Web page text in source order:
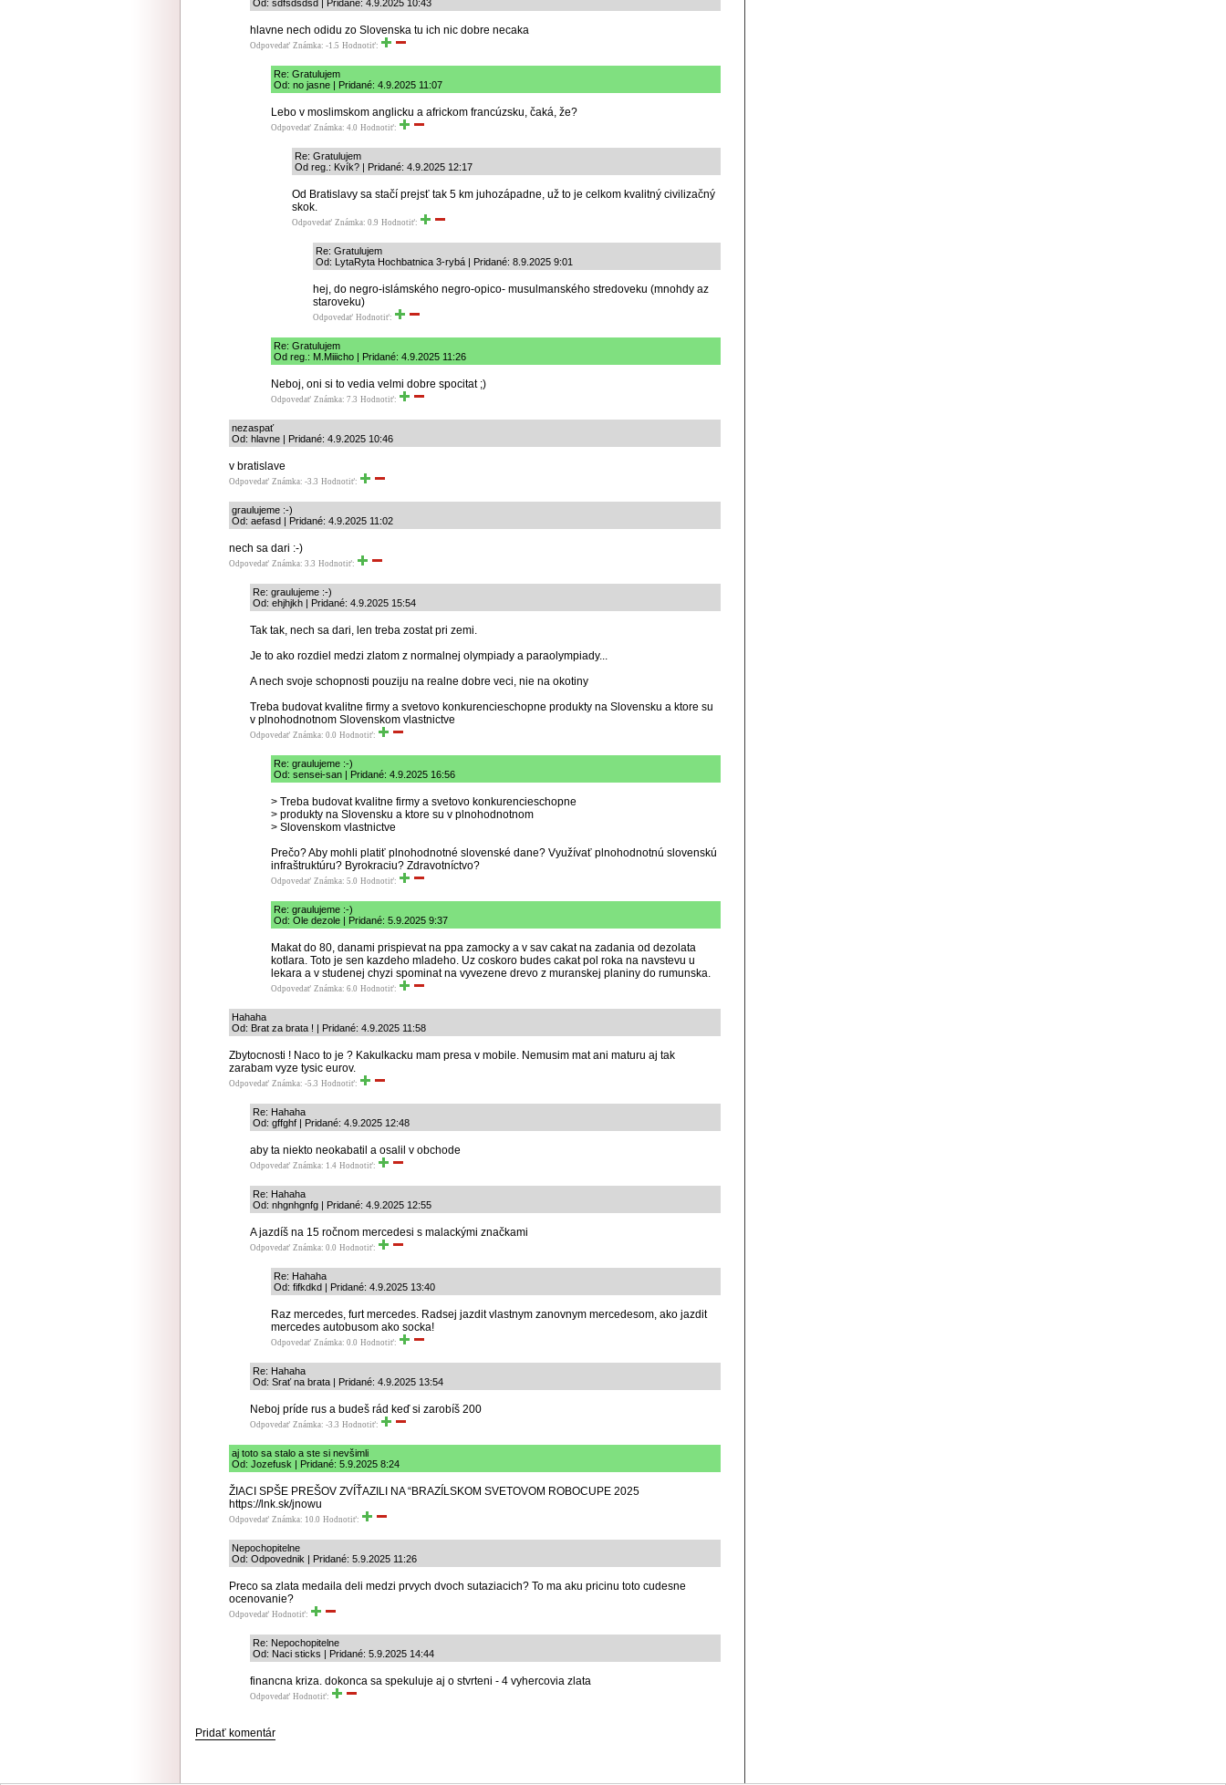
Od: sdfsdsdsd | Pridané: 4.9.2025 10:43
hlavne nech odidu zo Slovenska tu ich nic dobre necaka
Odpovedať Známka: -1.5 Hodnotiť:
Re: Gratulujem
Od: no jasne | Pridané: 4.9.2025 11:07
Lebo v moslimskom anglicku a africkom francúzsku, čaká, že?
Odpovedať Známka: 4.0 Hodnotiť:
Re: Gratulujem
Od reg.: Kvík? | Pridané: 4.9.2025 12:17
Od Bratislavy sa stačí prejsť tak 5 km juhozápadne, už to je celkom kvalitný civilizačný
skok.
Odpovedať Známka: 0.9 Hodnotiť:
Re: Gratulujem
Od: LytaRyta Hochbatnica 3-rybá | Pridané: 8.9.2025 9:01
hej, do negro-islámského negro-opico- musulmanského stredoveku (mnohdy az
staroveku)
Odpovedať Hodnotiť:
Re: Gratulujem
Od reg.: M.Miiicho | Pridané: 4.9.2025 11:26
Neboj, oni si to vedia velmi dobre spocitat ;)
Odpovedať Známka: 7.3 Hodnotiť:
nezaspať
Od: hlavne | Pridané: 4.9.2025 10:46
v bratislave
Odpovedať Známka: -3.3 Hodnotiť:
graulujeme :-)
Od: aefasd | Pridané: 4.9.2025 11:02
nech sa dari :-)
Odpovedať Známka: 3.3 Hodnotiť:
Re: graulujeme :-)
Od: ehjhjkh | Pridané: 4.9.2025 15:54
Tak tak, nech sa dari, len treba zostat pri zemi.
Je to ako rozdiel medzi zlatom z normalnej olympiady a paraolympiady...
A nech svoje schopnosti pouziju na realne dobre veci, nie na okotiny
Treba budovat kvalitne firmy a svetovo konkurencieschopne produkty na Slovensku a ktore su
v plnohodnotnom Slovenskom vlastnictve
Odpovedať Známka: 0.0 Hodnotiť:
Re: graulujeme :-)
Od: sensei-san | Pridané: 4.9.2025 16:56
> Treba budovat kvalitne firmy a svetovo konkurencieschopne
> produkty na Slovensku a ktore su v plnohodnotnom
> Slovenskom vlastnictve
Prečo? Aby mohli platiť plnohodnotné slovenské dane? Využívať plnohodnotnú slovenskú
infraštruktúru? Byrokraciu? Zdravotníctvo?
Odpovedať Známka: 5.0 Hodnotiť:
Re: graulujeme :-)
Od: Ole dezole | Pridané: 5.9.2025 9:37
Makat do 80, danami prispievat na ppa zamocky a v sav cakat na zadania od dezolata
kotlara. Toto je sen kazdeho mladeho. Uz coskoro budes cakat pol roka na navstevu u
lekara a v studenej chyzi spominat na vyvezene drevo z muranskej planiny do rumunska.
Odpovedať Známka: 6.0 Hodnotiť:
Hahaha
Od: Brat za brata ! | Pridané: 4.9.2025 11:58
Zbytocnosti ! Naco to je ? Kakulkacku mam presa v mobile. Nemusim mat ani maturu aj tak
zarabam vyze tysic eurov.
Odpovedať Známka: -5.3 Hodnotiť:
Re: Hahaha
Od: gffghf | Pridané: 4.9.2025 12:48
aby ta niekto neokabatil a osalil v obchode
Odpovedať Známka: 1.4 Hodnotiť:
Re: Hahaha
Od: nhgnhgnfg | Pridané: 4.9.2025 12:55
A jazdíš na 15 ročnom mercedesi s malackými značkami
Odpovedať Známka: 0.0 Hodnotiť:
Re: Hahaha
Od: fifkdkd | Pridané: 4.9.2025 13:40
Raz mercedes, furt mercedes. Radsej jazdit vlastnym zanovnym mercedesom, ako jazdit
mercedes autobusom ako socka!
Odpovedať Známka: 0.0 Hodnotiť:
Re: Hahaha
Od: Srať na brata | Pridané: 4.9.2025 13:54
Neboj príde rus a budeš rád keď si zarobíš 200
Odpovedať Známka: -3.3 Hodnotiť:
aj toto sa stalo a ste si nevšimli
Od: Jozefusk | Pridané: 5.9.2025 8:24
ŽIACI SPŠE PREŠOV ZVÍŤAZILI NA “BRAZÍLSKOM SVETOVOM ROBOCUPE 2025
https://lnk.sk/jnowu
Odpovedať Známka: 10.0 Hodnotiť:
Nepochopitelne
Od: Odpovednik | Pridané: 5.9.2025 11:26
Preco sa zlata medaila deli medzi prvych dvoch sutaziacich? To ma aku pricinu toto cudesne
ocenovanie?
Odpovedať Hodnotiť:
Re: Nepochopitelne
Od: Naci sticks | Pridané: 5.9.2025 14:44
financna kriza. dokonca sa spekuluje aj o stvrteni - 4 vyhercovia zlata
Odpovedať Hodnotiť:
Pridať komentár